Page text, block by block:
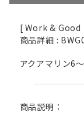
[ Work & Good
商品詳細 :
アクアマリン6
商品説明：